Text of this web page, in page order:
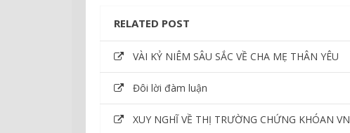
RELATED POST
VÀI KỶ NIÊM SÂU SẮC VỀ CHA MẸ THÂN YÊU
Đôi lời đàm luận
XUY NGHĨ VỀ THỊ TRƯỜNG CHỨNG KHÓAN VN